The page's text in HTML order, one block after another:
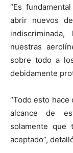
“Es
abrir nuevos
nuestras
sobre todo a
debidamente
“Todo esto
alcance de
solamente que
aceptado”,